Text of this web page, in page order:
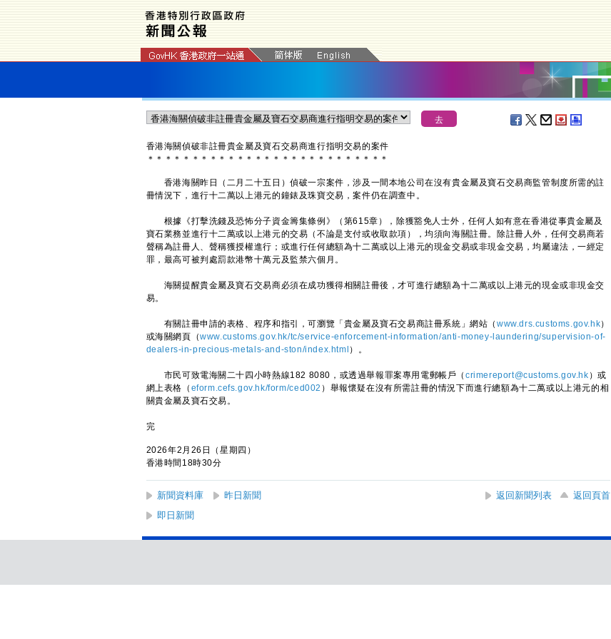
香港海關偵破非註冊貴金屬及寶石交易商進行指明交易的案件
＊ ＊ ＊ ＊ ＊ ＊ ＊ ＊ ＊ ＊ ＊ ＊ ＊ ＊ ＊ ＊ ＊ ＊ ＊ ＊ ＊ ＊ ＊ ＊ ＊ ＊ ＊
香港海關昨日（二月二十五日）偵破一宗案件，涉及一間本地公司在沒有貴金屬及寶石交易商監管制度所需的註
冊情況下，進行十二萬以上港元的鐘錶及珠寶交易，案件仍在調查中。
根據《打擊洗錢及恐怖分子資金籌集條例》（第615章），除獲豁免人士外，任何人如有意在香港從事貴金屬及
寶石業務並進行十二萬或以上港元的交易（不論是支付或收取款項），均須向海關註冊。除註冊人外，任何交易商若
聲稱為註冊人、聲稱獲授權進行；或進行任何總額為十二萬或以上港元的現金交易或非現金交易，均屬違法，一經定
罪，最高可被判處罰款港幣十萬元及監禁六個月。
海關提醒貴金屬及寶石交易商必須在成功獲得相關註冊後，才可進行總額為十二萬或以上港元的現金或非現金交
易。
有關註冊申請的表格、程序和指引，可瀏覽「貴金屬及寶石交易商註冊系統」網站（ www.drs.customs.gov.hk）
或海關網頁（www.customs.gov.hk/tc/service-enforcement-information/anti-money-laundering/supervision-of-
dealers-in-precious-metals-and-ston/index.html ）。
市民可致電海關二十四小時熱線182 8080，或透過舉報罪案專用電郵帳戶（ crimereport@customs.gov.hk ）或
網上表格（ eform.cefs.gov.hk/form/ced002 ）舉報懷疑在沒有所需註冊的情況下而進行總額為十二萬或以上港元的相
關貴金屬及寶石交易。
完
2026年2月26日（星期四）
香港時間18時30分
新聞資料庫 昨日新聞 返回新聞列表
返回頁首
即日新聞